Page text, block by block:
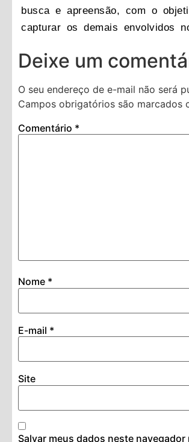
busca e apreensão, com o
capturar os demais envolvidos
Deixe um
O seu endereço de e-mail não será
Campos obrigatórios são marcados
Comentário *
Nome *
E-mail *
Site
Salvar meus dados neste navegador